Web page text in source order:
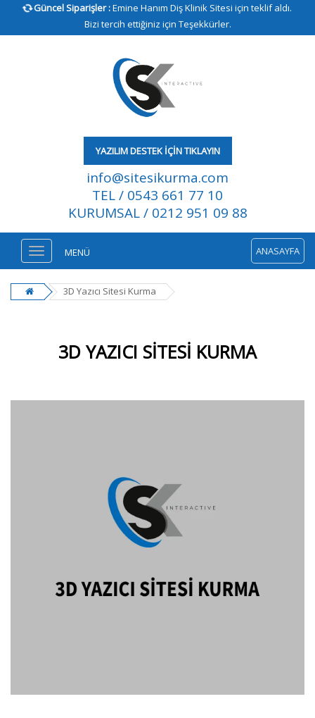
Güncel Siparişler :Emine Hanım Diş Klinik Sitesi için teklif aldı.
Bizi tercih ettiğiniz için Teşekkürler.
YAZILIM DESTEK İÇİN TIKLAYIN
info@sitesikurma.com
TEL / 0543 661 77 10
KURUMSAL / 0212 951 09 88
MENÜ ANASAYFA
3D Yazıcı Sitesi Kurma
3D YAZICI SITESI KURMA